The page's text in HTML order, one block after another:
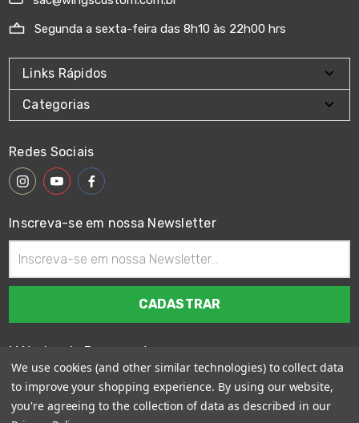
Segunda a sexta-feira das 8h10 às 22h00 hrs
Links Rápidos
Categorias
Redes Sociais
Inscreva-se em nossa Newsletter
de
email
Métodos de Pagamento
We use cookies (and other similar technologies) to collect data
to improve your shopping experience. By using our website,
you're agreeing to the collection of data as described in our